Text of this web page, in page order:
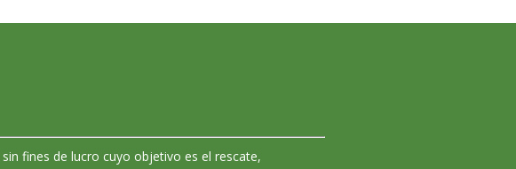
fines de lucro cuyo objetivo es el rescate,